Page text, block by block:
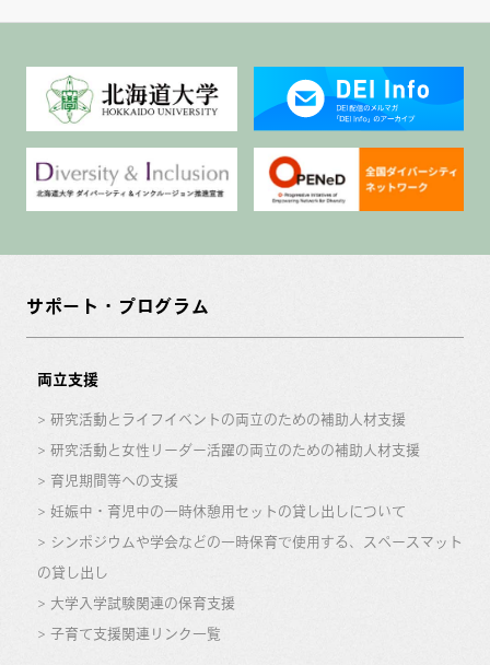
サポート・プログラム
両立支援
研究活動とライフイベントの両立のための補助人材支援
研究活動と女性リーダー活躍の両立のための補助人材支援
育児期間等への支援
妊娠中・育児中の一時休憩用セットの貸し出しについて
シンポジウムや学会などの一時保育で使用する、スペースマット
の貸し出し
大学入学試験関連の保育支援
子育て支援関連リンク一覧